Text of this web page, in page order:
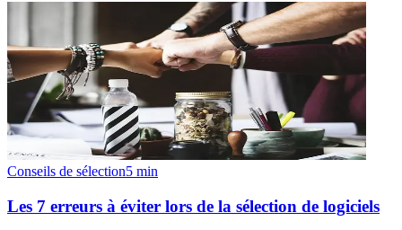
Conseils de sélection5 min
Les 7 erreurs à éviter lors de la sélection de logiciels